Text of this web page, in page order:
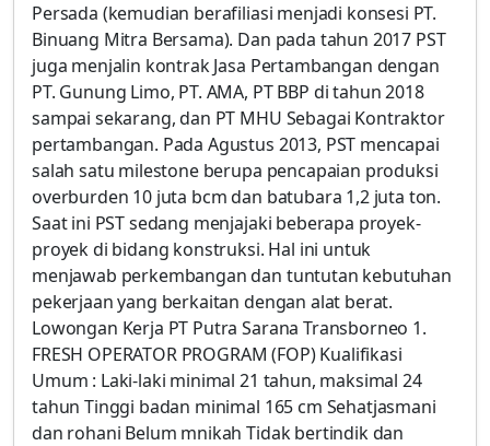
Persada (kemudian berafiliasi menjadi konsesi PT.
Binuang Mitra Bersama). Dan pada tahun 2017 PST
juga menjalin kontrak Jasa Pertambangan dengan
PT. Gunung Limo, PT. AMA, PT BBP di tahun 2018
sampai sekarang, dan PT MHU Sebagai Kontraktor
pertambangan. Pada Agustus 2013, PST mencapai
salah satu milestone berupa pencapaian produksi
overburden 10 juta bcm dan batubara 1,2 juta ton.
Saat ini PST sedang menjajaki beberapa proyek-
proyek di bidang konstruksi. Hal ini untuk
menjawab perkembangan dan tuntutan kebutuhan
pekerjaan yang berkaitan dengan alat berat.
Lowongan Kerja PT Putra Sarana Transborneo 1.
FRESH OPERATOR PROGRAM (FOP) Kualifikasi
Umum : Laki-laki minimal 21 tahun, maksimal 24
tahun Tinggi badan minimal 165 cm Sehatjasmani
dan rohani Belum mnikah Tidak bertindik dan